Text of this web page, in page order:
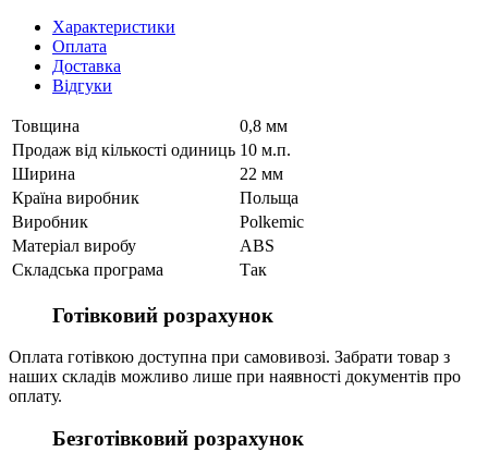
Характеристики
Оплата
Доставка
Відгуки
Товщина
0,8 мм
Продаж від кількості одиниць 10 м.п.
Ширина
22 мм
Країна виробник
Польща
Виробник
Polkemic
Матеріал виробу
ABS
Складська програма
Так
Готівковий розрахунок
Оплата готівкою доступна при самовивозі. Забрати товар з
наших складів можливо лише при наявності документів про
оплату.
Безготівковий розрахунок